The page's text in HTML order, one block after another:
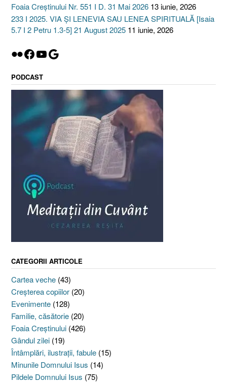
Foaia Creștinului Nr. 551 I D. 31 Mai 2026 13 iunie, 2026
233 I 2025. VIA ȘI LENEVIA SAU LENEA SPIRITUALĂ [Isaia
5.7 I 2 Petru 1.3-5] 21 August 2025 11 iunie, 2026
Flickr
Facebook
YouTube
Google
PODCAST
CATEGORII ARTICOLE
Cartea veche (43)
Creşterea copiilor (20)
Evenimente (128)
Familie, căsătorie (20)
Foaia Creştinului (426)
Gândul zilei (19)
Întâmplări, ilustraţii, fabule (15)
Minunile Domnului Isus (14)
Pildele Domnului Isus (75)